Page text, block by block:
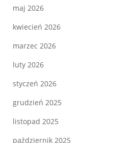
maj 2026
kwiecień 2026
marzec 2026
luty 2026
styczeń 2026
grudzień 2025
listopad 2025
październik 2025